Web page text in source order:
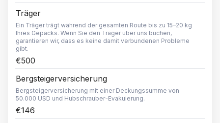
Träger
Ein Träger trägt während der gesamten Route bis zu 15–20 kg
Ihres Gepäcks. Wenn Sie den Träger über uns buchen,
garantieren wir, dass es keine damit verbundenen Probleme
gibt.
€500
Bergsteigerversicherung
Bergsteigerversicherung mit einer Deckungssumme von
50.000 USD und Hubschrauber-Evakuierung.
€146